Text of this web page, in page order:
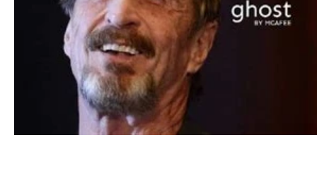
Vintage Migration Windows
Enseignement Cours et Formations